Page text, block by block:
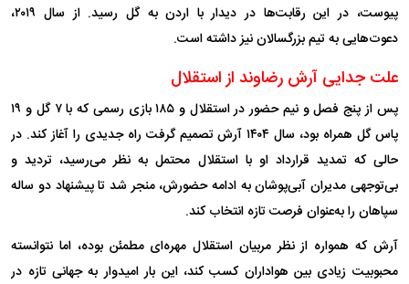
پیوست، در این رقابت‌ها در دیدار با اردن به گل رسید. از سال ۲۰۱۹،
دعوت‌هایی به تیم بزرگسالان نیز داشته است.
علت جدایی آرش رضاوند از استقلال
پس از پنج فصل و نیم حضور در استقلال و ۱۸۵ بازی رسمی که با ۷ گل و ۱۹
پاس گل همراه بود، سال ۱۴۰۴ آرش تصمیم گرفت راه جدیدی را آغاز کند. در
حالی که تمدید قرارداد او با استقلال محتمل به نظر می‌رسید، تردید و
بی‌توجهی مدیران آبی‌پوشان به ادامه حضورش، منجر شد تا پیشنهاد دو ساله
سپاهان را به‌عنوان فرصت تازه انتخاب کند.
آرش که همواره از نظر مربیان استقلال مهره‌ای مطمئن بوده، اما نتوانسته
محبوبیت زیادی بین هواداران کسب کند، این بار امیدوار به جهانی تازه در